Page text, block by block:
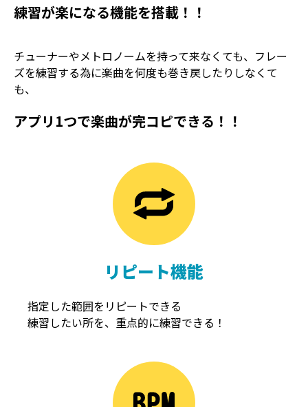
練習が楽になる機能を搭載！！
チューナーやメトロノームを持って来なくても、フレー
ズを練習する為に楽曲を何度も巻き戻したりしなくて
も、
アプリ1つで楽曲が完コピできる！！
リピート機能
指定した範囲をリピートできる
練習したい所を、重点的に練習できる！